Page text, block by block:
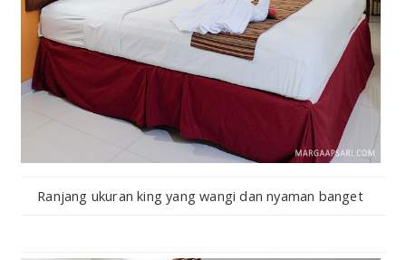
Ranjang ukuran king yang wangi dan nyaman banget